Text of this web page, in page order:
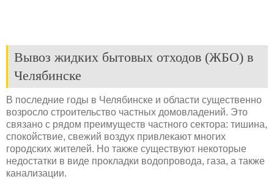
Вывоз жидких бытовых отходов (ЖБО) в
Челябинске
В последние годы в Челябинске и области существенно
возросло строительство частных домовладений. Это
связано с рядом преимуществ частного сектора: тишина,
спокойствие, свежий воздух привлекают многих
городских жителей. Но также существуют некоторые
недостатки в виде прокладки водопровода, газа, а также
канализации.